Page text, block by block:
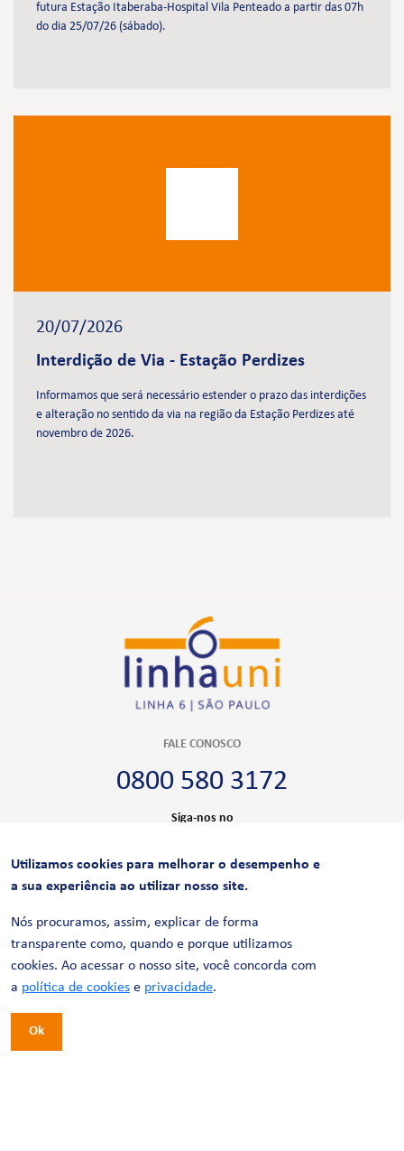
futura Estação Itaberaba-Hospital Vila Penteado a partir das 07h
do dia 25/07/26 (sábado).
20/07/2026
Interdição de Via - Estação Perdizes
Informamos que será necessário estender o prazo das interdições
e alteração no sentido da via na região da Estação Perdizes até
novembro de 2026.
FALE CONOSCO
0800 580 3172
Siga-nos no
CERTIFICAÇÕES
Utilizamos cookies para melhorar o desempenho e
a sua experiência ao utilizar nosso site.
Nós procuramos, assim, explicar de forma
transparente como, quando e porque utilizamos
cookies. Ao acessar o nosso site, você concorda com
a política de cookies e privacidade.
Ok